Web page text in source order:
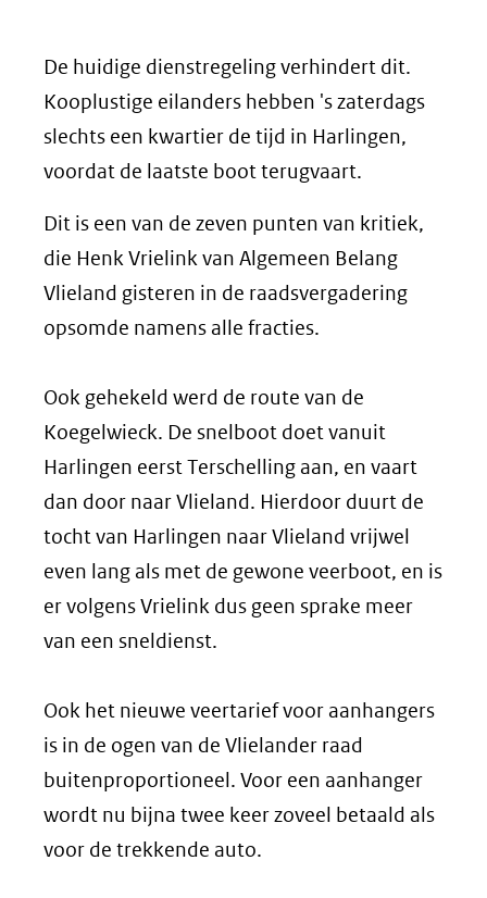
De huidige dienstregeling verhindert dit.
Kooplustige eilanders hebben 's zaterdags
slechts een kwartier de tijd in Harlingen,
voordat de laatste boot terugvaart.
Dit is een van de zeven punten van kritiek,
die Henk Vrielink van Algemeen Belang
Vlieland gisteren in de raadsvergadering
opsomde namens alle fracties.
Ook gehekeld werd de route van de
Koegelwieck. De snelboot doet vanuit
Harlingen eerst Terschelling aan, en vaart
dan door naar Vlieland. Hierdoor duurt de
tocht van Harlingen naar Vlieland vrijwel
even lang als met de gewone veerboot, en is
er volgens Vrielink dus geen sprake meer
van een sneldienst.
Ook het nieuwe veertarief voor aanhangers
is in de ogen van de Vlielander raad
buitenproportioneel. Voor een aanhanger
wordt nu bijna twee keer zoveel betaald als
voor de trekkende auto.